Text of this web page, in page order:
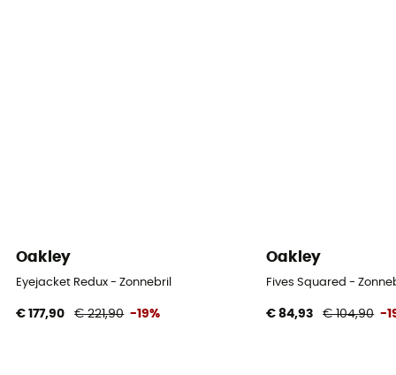
Oakley
Eyejacket Redux - Zonnebril
€ 177,90 € 221,90 -19%
Oakley
Fives Squared -
€ 84,93 € 104,90 -